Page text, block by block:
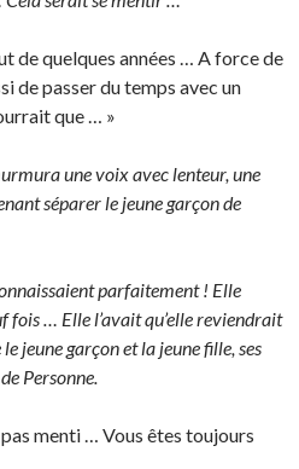
de quelques années … A force de
de passer du temps avec un
que … »
une voix avec lenteur, une
séparer le jeune garçon de
parfaitement ! Elle
fois … Elle l’avait qu’elle reviendrait
jeune garçon et la jeune fille, ses
Personne.
menti … Vous êtes toujours